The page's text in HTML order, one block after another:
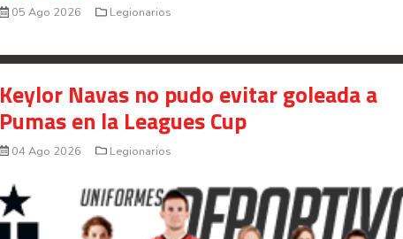
05 Ago 2026 Legionarios
Keylor Navas no pudo evitar goleada a
Pumas en la Leagues Cup
04 Ago 2026 Legionarios